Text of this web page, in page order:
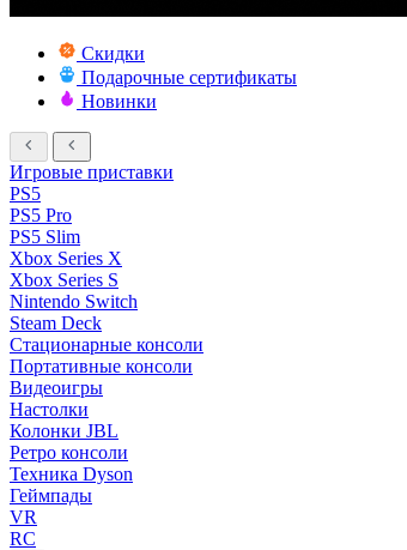
Скидки
Подарочные сертификаты
Новинки
Игровые приставки
PS5
PS5 Pro
PS5 Slim
Xbox Series X
Xbox Series S
Nintendo Switch
Steam Deck
Стационарные консоли
Портативные консоли
Видеоигры
Настолки
Колонки JBL
Ретро консоли
Техника Dyson
Геймпады
VR
RC